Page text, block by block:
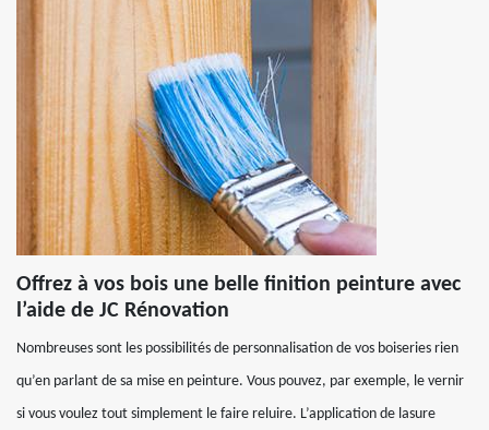
Offrez à vos bois une belle finition peinture avec
l’aide de JC Rénovation
Nombreuses sont les possibilités de personnalisation de vos boiseries rien
qu’en parlant de sa mise en peinture. Vous pouvez, par exemple, le vernir
si vous voulez tout simplement le faire reluire. L’application de lasure